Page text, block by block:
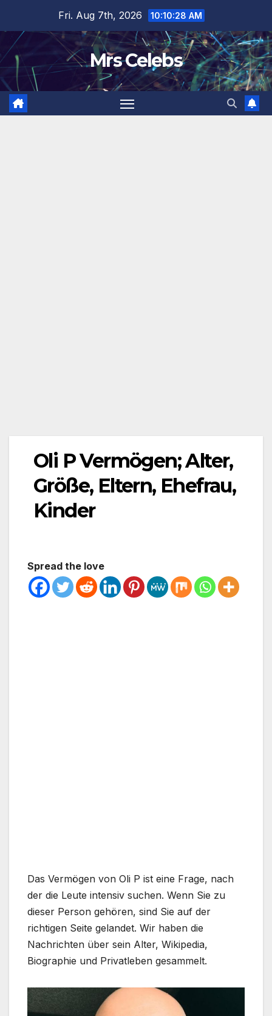
content
Fri. Aug 7th, 2026 10:10:28 AM
Mrs Celebs
Oli P Vermögen; Alter,
Größe, Eltern, Ehefrau,
Kinder
Spread the love
Das Vermögen von Oli P ist eine Frage, nach
der die Leute intensiv suchen. Wenn Sie zu
dieser Person gehören, sind Sie auf der
richtigen Seite gelandet. Wir haben die
Nachrichten über sein Alter, Wikipedia,
Biographie und Privatleben gesammelt.